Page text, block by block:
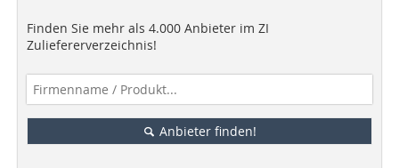
Finden Sie mehr als 4.000 Anbieter im ZI
Zuliefererverzeichnis!
Anbieter finden!